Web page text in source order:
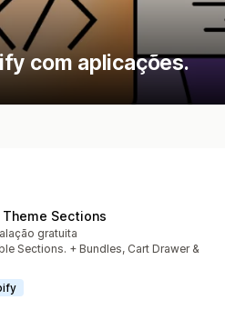
com aplicações.
Sections
gratuita
Sections. + Bundles, Cart Drawer &